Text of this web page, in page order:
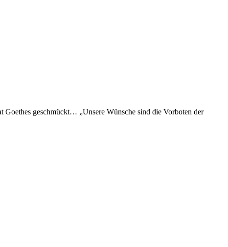
geschmückt… „Unsere Wünsche sind die Vorboten der